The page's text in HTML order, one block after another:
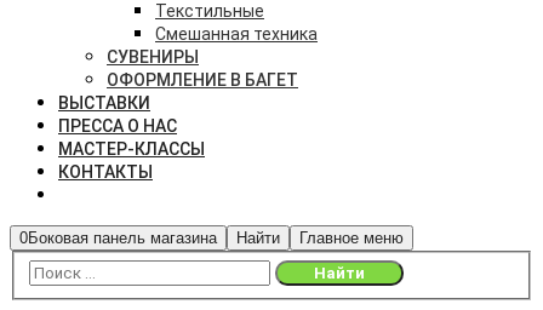
Текстильные
Смешанная техника
СУВЕНИРЫ
ОФОРМЛЕНИЕ В БАГЕТ
ВЫСТАВКИ
ПРЕССА О НАС
МАСТЕР-КЛАССЫ
КОНТАКТЫ
0Боковая панель магазина Найти Главное меню